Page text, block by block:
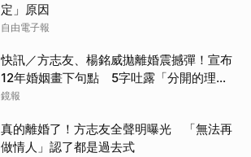
定」原因
自由電子報
快訊／方志友、楊銘威拋離婚震撼彈！宣布
12年婚姻畫下句點 5字吐露「分開的理
由」
鏡報
真的離婚了！方志友全聲明曝光 「無法再
做情人」認了都是過去式